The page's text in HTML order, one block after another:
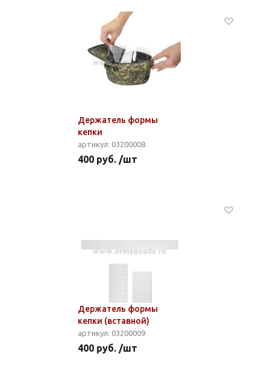
Держатель формы
кепки
артикул: 03200008
400 руб. /шт
Держатель формы
кепки (вставной)
артикул: 03200009
400 руб. /шт